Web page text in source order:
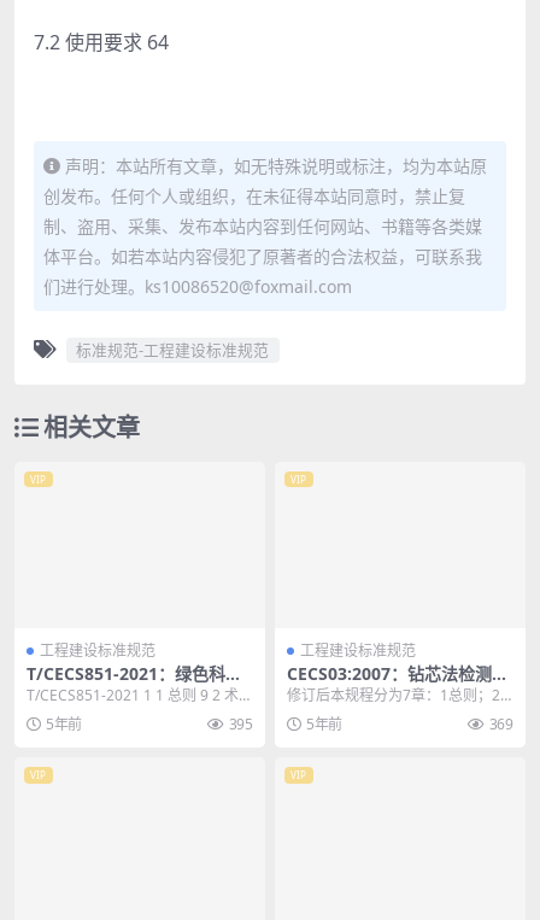
7.2 使用要求 64
声明：本站所有文章，如无特殊说明或标注，均为本站原
创发布。任何个人或组织，在未征得本站同意时，禁止复
制、盗用、采集、发布本站内容到任何网站、书籍等各类媒
体平台。如若本站内容侵犯了原著者的合法权益，可联系我
们进行处理。ks10086520@foxmail.com
标准规范-工程建设标准规范
相关文章
VIP
工程建设标准规范
T/CECS851-2021：绿色科技
馆评价标准
T/CECS851-2021 1 1 总则 9 2 术
语 10 3 基本规定 1...
5年前 395
VIP
工程建设标准规范
CECS03:2007：钻芯法检测混
凝土强度技术规程
修订后本规程分为7章：1总则；2
术语、符号；3强度检测；4主要设
备；5芯样的钻取...
5年前 369
VIP VIP